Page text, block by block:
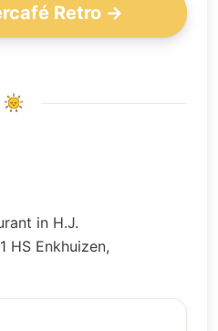
Retro →
in H.J.
HS Enkhuizen,